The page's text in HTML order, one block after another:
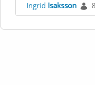
Ingrid Isaksson 8